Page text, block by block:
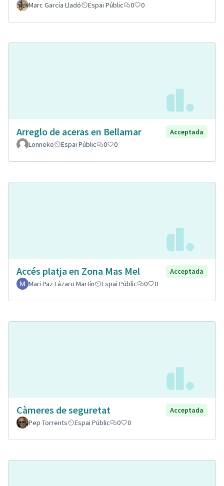
Marc García Lladó Espai Públic 0 0
Arreglo de aceras en Bellamar
Acceptada
Lonneke
Espai Públic 0 0
Accés platja en Zona Mas Mel
Acceptada
Mari Paz Lázaro Martín
Espai Públic 0 0
Càmeres de seguretat
Acceptada
Pep Torrents
Espai Públic 0 0